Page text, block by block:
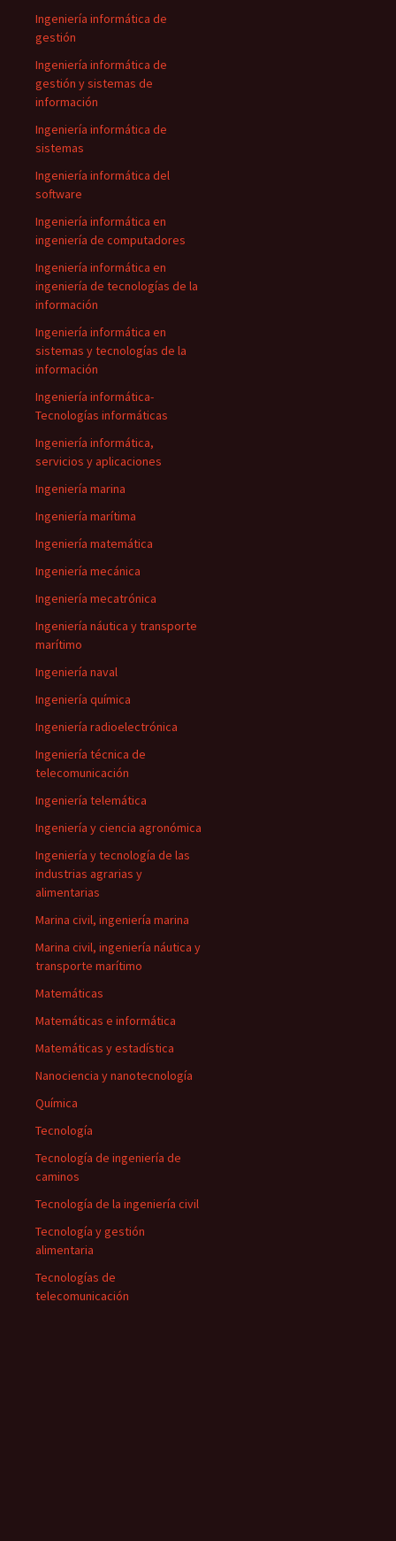
Ingeniería informática de
gestión
Ingeniería informática de
gestión y sistemas de
información
Ingeniería informática de
sistemas
Ingeniería informática del
software
Ingeniería informática en
ingeniería de computadores
Ingeniería informática en
ingeniería de tecnologías de la
información
Ingeniería informática en
sistemas y tecnologías de la
información
Ingeniería informática-
Tecnologías informáticas
Ingeniería informática,
servicios y aplicaciones
Ingeniería marina
Ingeniería marítima
Ingeniería matemática
Ingeniería mecánica
Ingeniería mecatrónica
Ingeniería náutica y transporte
marítimo
Ingeniería naval
Ingeniería química
Ingeniería radioelectrónica
Ingeniería técnica de
telecomunicación
Ingeniería telemática
Ingeniería y ciencia agronómica
Ingeniería y tecnología de las
industrias agrarias y
alimentarias
Marina civil, ingeniería marina
Marina civil, ingeniería náutica y
transporte marítimo
Matemáticas
Matemáticas e informática
Matemáticas y estadística
Nanociencia y nanotecnología
Química
Tecnología
Tecnología de ingeniería de
caminos
Tecnología de la ingeniería civil
Tecnología y gestión
alimentaria
Tecnologías de
telecomunicación